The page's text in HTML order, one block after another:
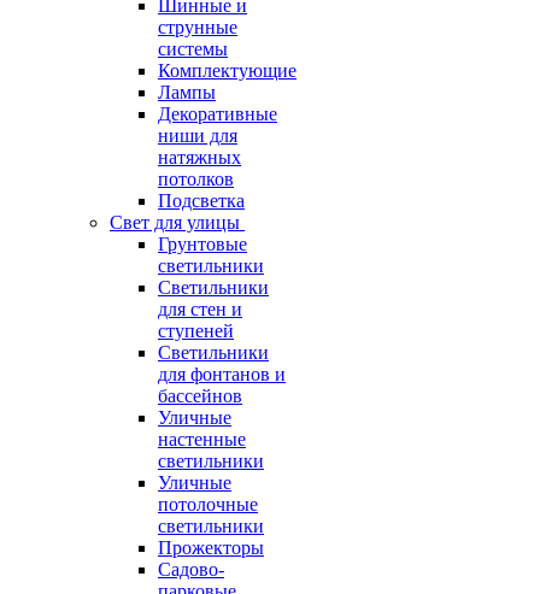
Шинные и
струнные
системы
Комплектующие
Лампы
Декоративные
ниши для
натяжных
потолков
Подсветка
Свет для улицы
Грунтовые
светильники
Светильники
для стен и
ступеней
Светильники
для фонтанов и
бассейнов
Уличные
настенные
светильники
Уличные
потолочные
светильники
Прожекторы
Садово-